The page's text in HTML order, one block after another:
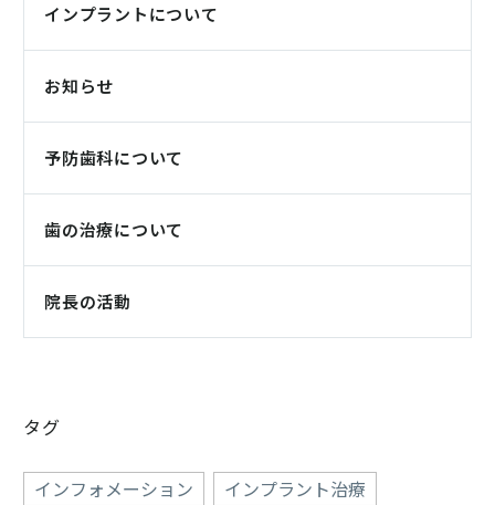
インプラントについて
お知らせ
予防歯科について
歯の治療について
院長の活動
タグ
インフォメーション
インプラント治療